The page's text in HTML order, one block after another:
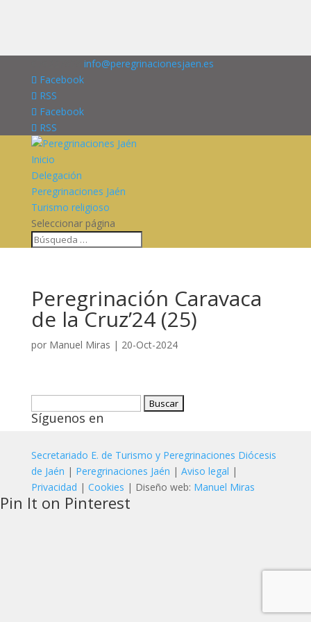
info@peregrinacionesjaen.es
Facebook
RSS
Facebook
RSS
Inicio
Delegación
Peregrinaciones Jaén
Turismo religioso
Seleccionar página
Peregrinación Caravaca
de la Cruz’24 (25)
por Manuel Miras | 20-Oct-2024
Síguenos en
Secretariado E. de Turismo y Peregrinaciones Diócesis
de Jaén | Peregrinaciones Jaén | Aviso legal |
Privacidad | Cookies | Diseño web: Manuel Miras
Pin It on Pinterest